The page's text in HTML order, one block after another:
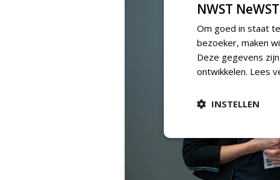
NWST
Om goed in staat
bezoeker, maken
Deze gegevens
ontwikkelen. Lees
INSTELLEN